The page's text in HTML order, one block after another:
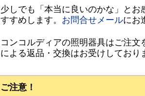
少しでも「本当に良いのかな」と
すすめします。 お問合せメールにお
コンコルディアの照明器具はご注
による返品・交換はお受けしており
ご注意！